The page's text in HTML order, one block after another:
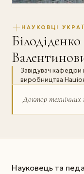
НАУКОВЦІ
Завідувач кафедри
виробництва
Доктор технічних
Науковець та